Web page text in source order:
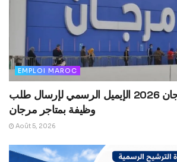
EMPLOI MAROC
العمل في مرجان 2026 الإيميل الرسمي لإرسال طلب
وظيفة بمتاجر مرجان
Août 5, 2026